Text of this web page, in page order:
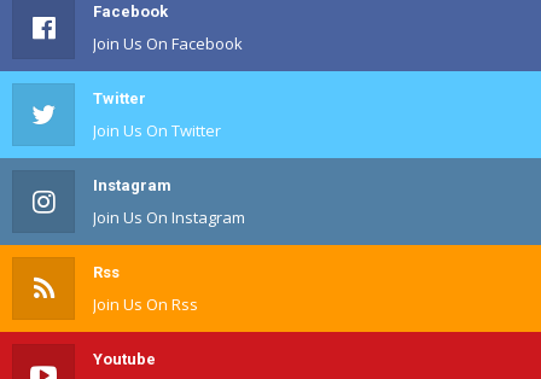
Facebook
Join Us On Facebook
Twitter
Join Us On Twitter
Instagram
Join Us On Instagram
Rss
Join Us On Rss
Youtube